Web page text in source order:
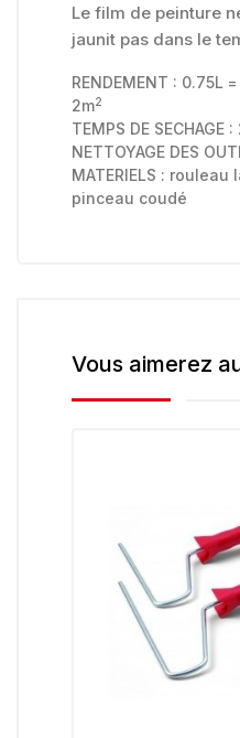
Le film de peinture
jaunit pas dans le
RENDEMENT : 0.75L
2m2
TEMPS DE SECHAGE
NETTOYAGE DES
MATERIELS :
pinceau coudé
Vous aimerez